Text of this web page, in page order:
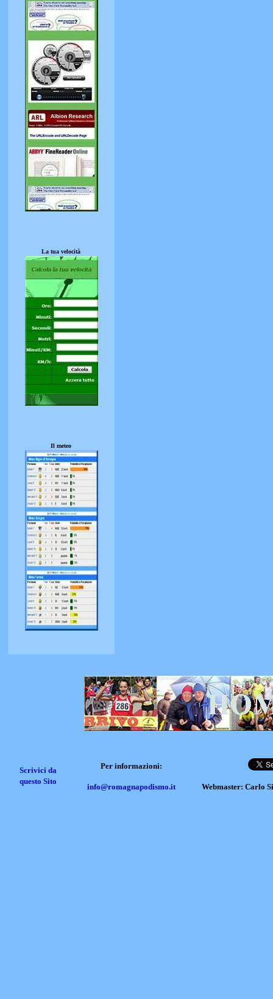
La tua velocità
Il meteo
Scrivici da
questo Sito
Per informazioni:
info@romagnapodismo.it Webmaster: Carlo